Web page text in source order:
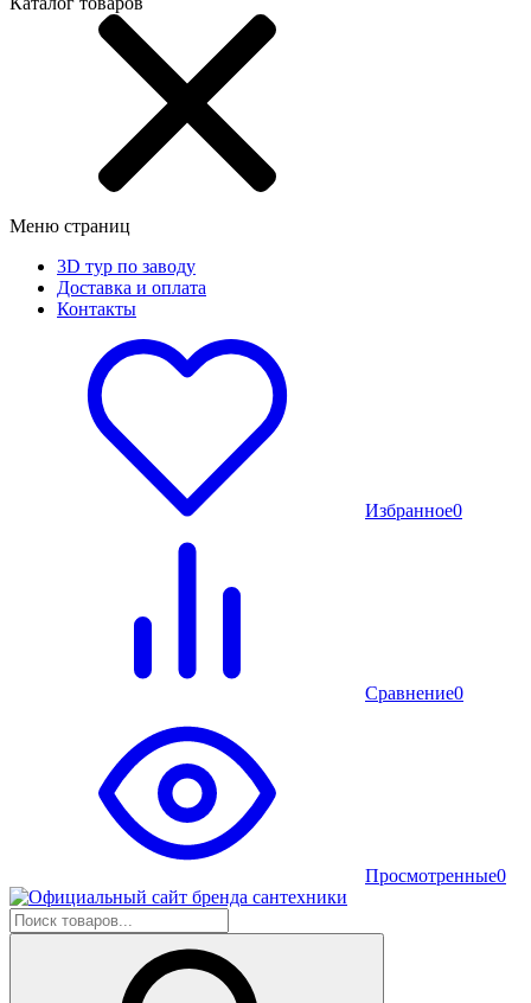
Меню страниц
3D тур по заводу
Доставка и оплата
Контакты
Избранное0
Сравнение0
Просмотренные0